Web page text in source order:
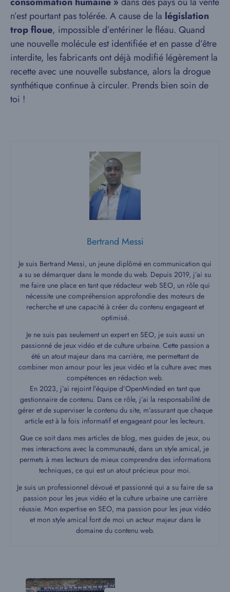
n’est pourtant pas tolérée. A cause de la législation
trop floue, impossible d’entériner le fléau. Quand
une nouvelle molécule est identifiée et en passe d’être
interdite, les fabricants ont déjà modifié légèrement la
recette avec une nouvelle substance, alors la drogue
synthétique continue à circuler. Prends bien soin de
toi !
Bertrand Messi
Je suis Bertrand Messi, un jeune diplômé en communication qui
a su se démarquer dans le monde du web. Depuis 2019, j’ai su
me faire une place en tant que rédacteur web SEO, un rôle qui
nécessite une compréhension approfondie des moteurs de
recherche et une capacité à créer du contenu engageant et
optimisé.
Je ne suis pas seulement un expert en SEO, je suis aussi un
passionné de jeux vidéo et de culture urbaine. Cette passion a
été un atout majeur dans ma carrière, me permettant de
combiner mon amour pour les jeux vidéo et la culture avec mes
compétences en rédaction web.
En 2023, j’ai rejoint l’équipe d’OpenMinded en tant que
gestionnaire de contenu. Dans ce rôle, j’ai la responsabilité de
gérer et de superviser le contenu du site, m’assurant que chaque
article est à la fois informatif et engageant pour les lecteurs.
Que ce soit dans mes articles de blog, mes guides de jeux, ou
mes interactions avec la communauté, dans un style amical, je
permets à mes lecteurs de mieux comprendre des informations
techniques, ce qui est un atout précieux pour moi.
Je suis un professionnel dévoué et passionné qui a su faire de sa
passion pour les jeux vidéo et la culture urbaine une carrière
réussie. Mon expertise en SEO, ma passion pour les jeux vidéo
et mon style amical font de moi un acteur majeur dans le
domaine du contenu web.